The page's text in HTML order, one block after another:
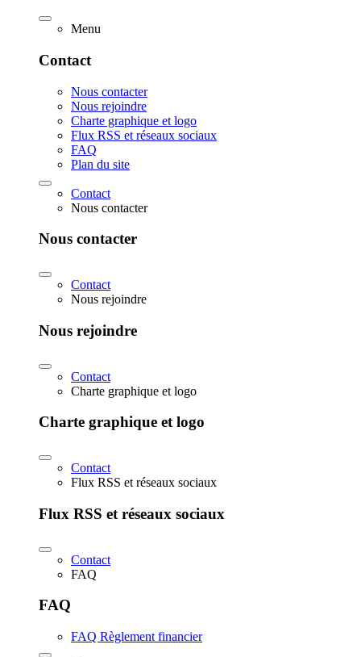
Menu
Contact
Nous contacter
Nous rejoindre
Charte graphique et logo
Flux RSS et réseaux sociaux
FAQ
Plan du site
Contact
Nous contacter
Nous contacter
Contact
Nous rejoindre
Nous rejoindre
Contact
Charte graphique et logo
Charte graphique et logo
Contact
Flux RSS et réseaux sociaux
Flux RSS et réseaux sociaux
Contact
FAQ
FAQ
FAQ Règlement financier